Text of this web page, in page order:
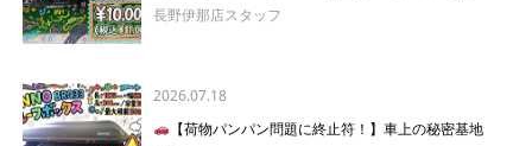
長野伊那店スタッフ
2026.07.18
【荷物パンパン問題に終止符！】車上の秘密基地